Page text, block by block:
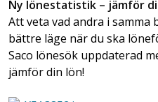
Ny lönestatistik – jämför
Att veta vad andra i
bättre läge när du ska
Saco lönesök uppdaterad
jämför din lön!